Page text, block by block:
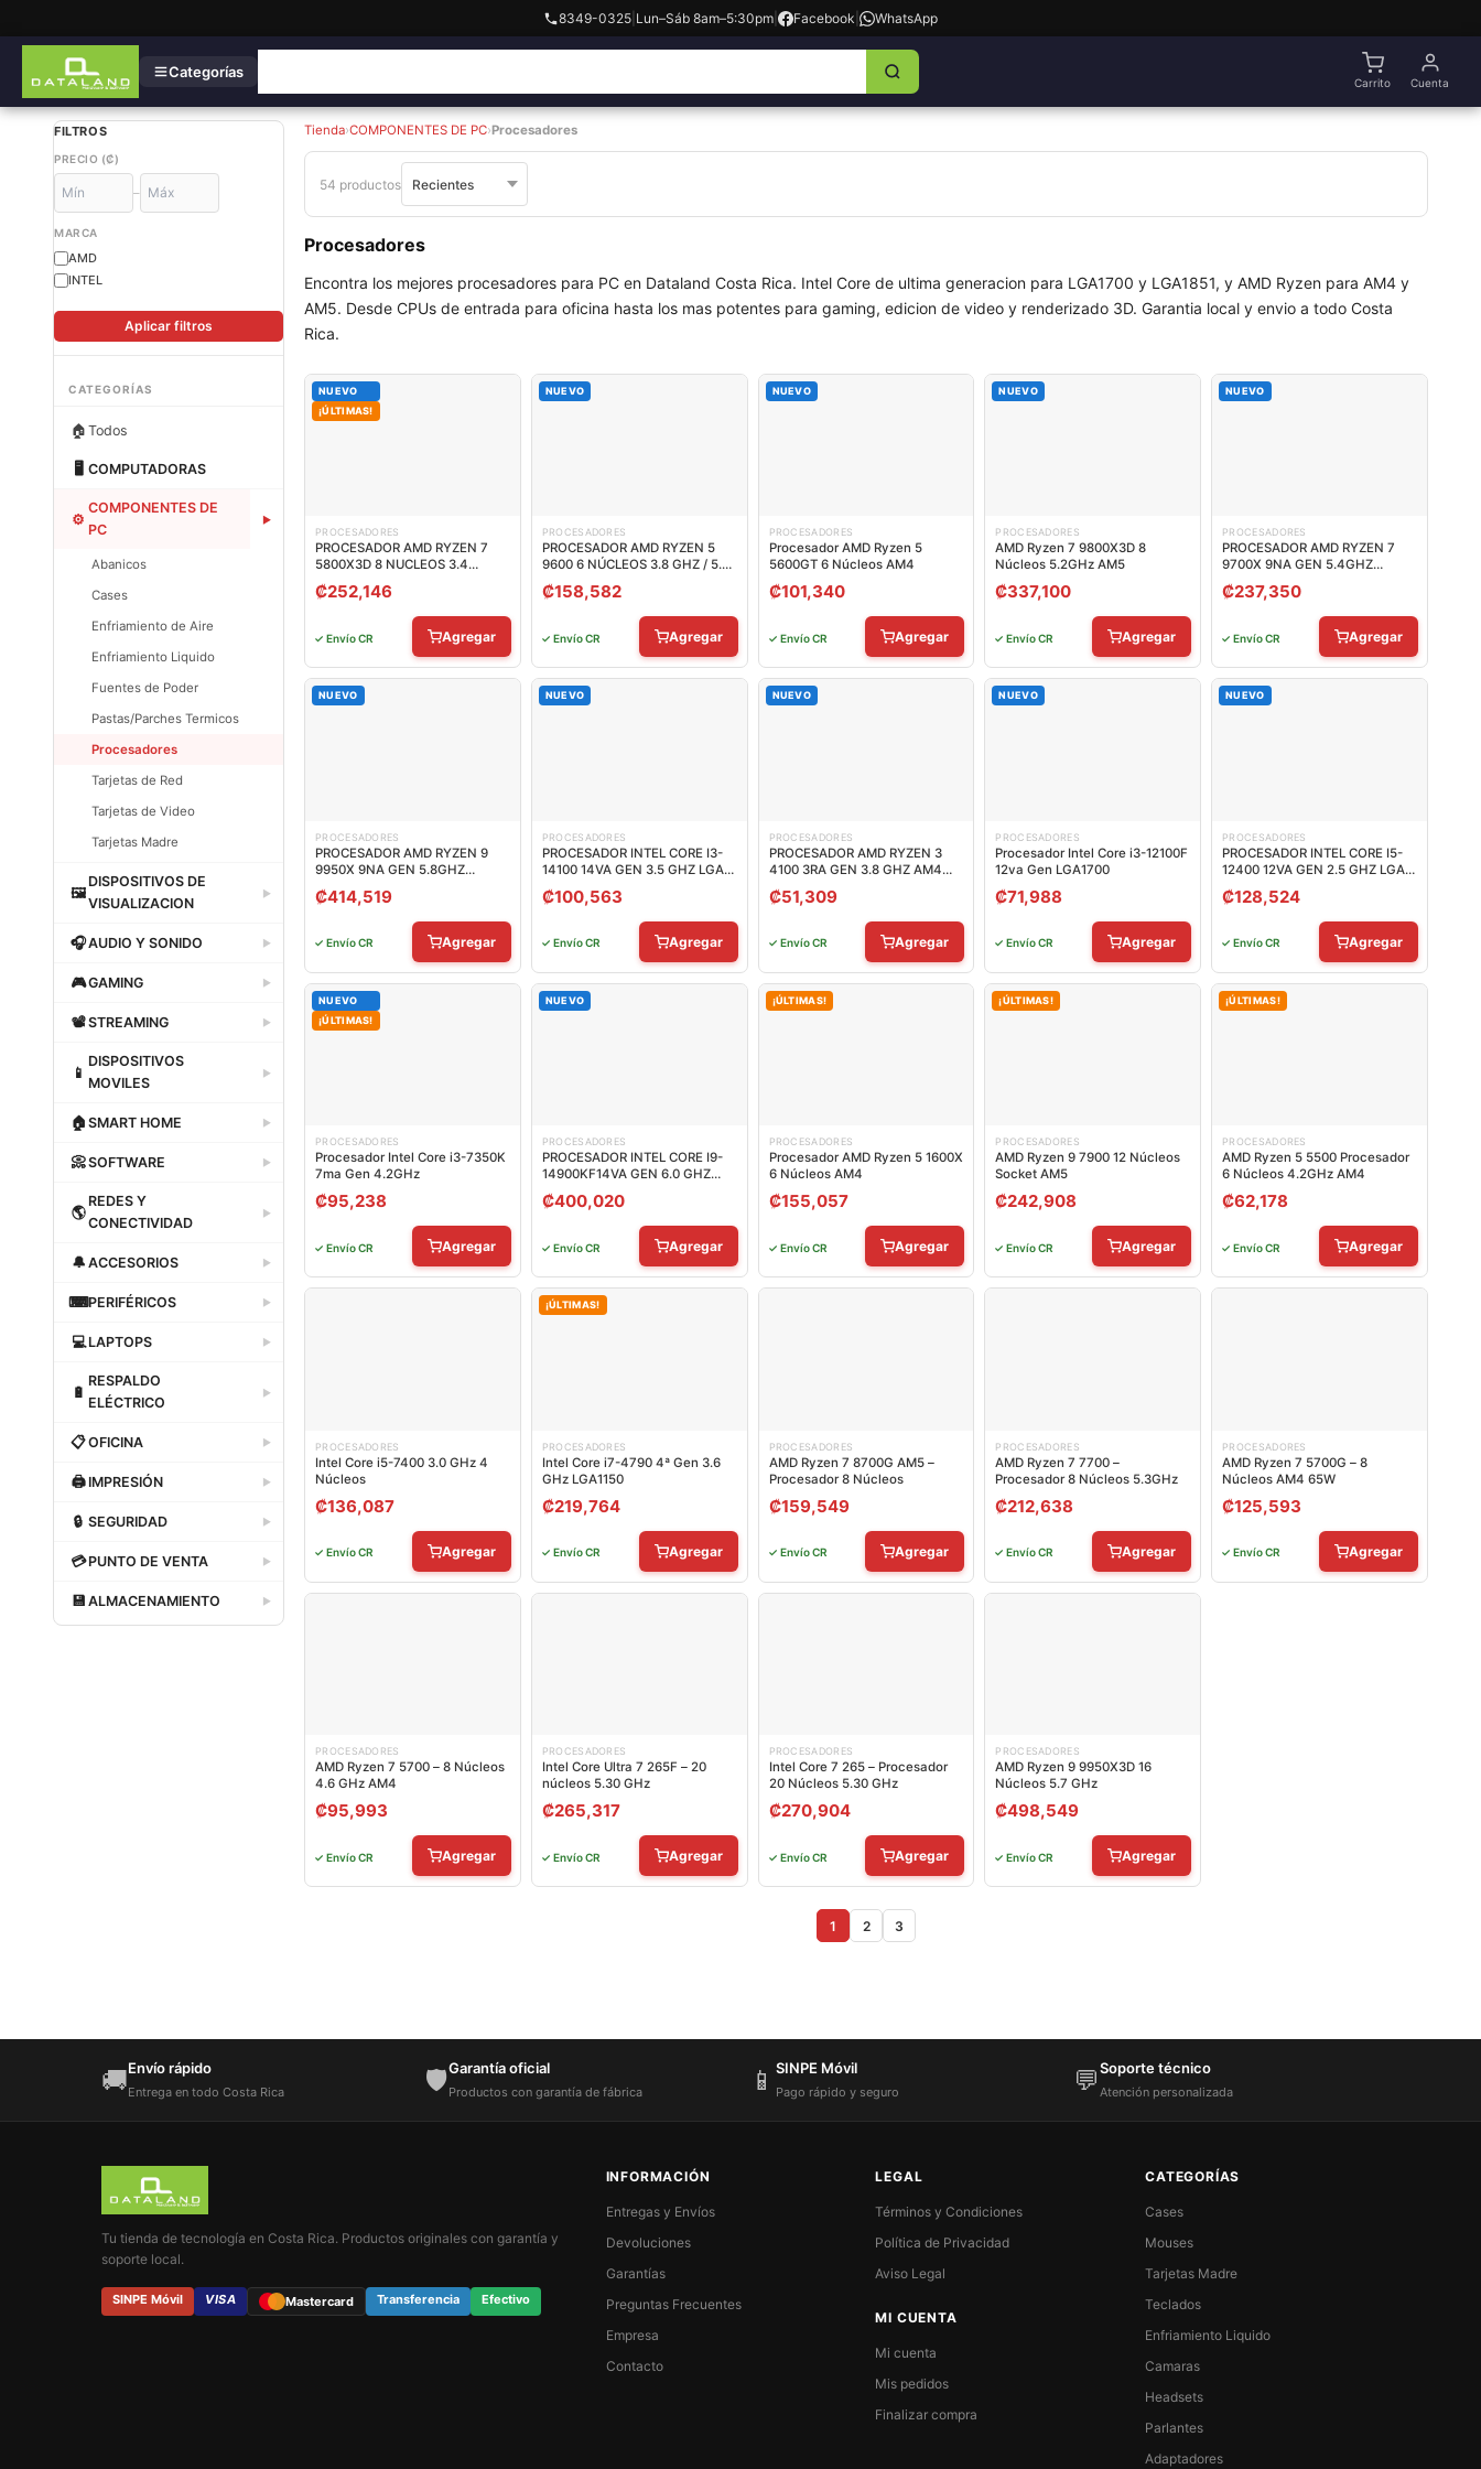
8349-0325 Lun–Sáb 8am–5:30pm Facebook WhatsApp
Categorías
Carrito Cuenta
FILTROS
PRECIO (₡)
–
MARCA
AMD
INTEL
Aplicar filtros
CATEGORÍAS
🏠 Todos
🖥 COMPUTADORAS
Dataland
⚙
COMPONENTES DE
PC
▶
Abanicos
Cases
Enfriamiento de Aire
Enfriamiento Liquido
Fuentes de Poder
Pastas/Parches Termicos
Procesadores
Tarjetas de Red
Tarjetas de Video
Tarjetas Madre
Dataland
🖼
DISPOSITIVOS DE
VISUALIZACION
▶
Dataland
🎧AUDIO Y SONIDO ▶
Dataland
🎮GAMING ▶
Dataland
📽STREAMING ▶
Dataland
📱
DISPOSITIVOS
MOVILES
▶
Dataland
🏠 SMART HOME ▶
Dataland
📀SOFTWARE ▶
Dataland
🌎
REDES Y
CONECTIVIDAD
▶
Dataland
🔔 ACCESORIOS ▶
Dataland
⌨PERIFÉRICOS ▶
Dataland
💻LAPTOPS ▶
Dataland
🔋
RESPALDO
ELÉCTRICO
▶
Dataland
📋OFICINA ▶
Dataland
🖨IMPRESIÓN ▶
Dataland
🔒 SEGURIDAD ▶
Dataland
💳PUNTO DE VENTA ▶
Dataland
💾 ALMACENAMIENTO ▶
Dataland
Tienda›COMPONENTES DE PC›Procesadores
54 productos
Procesadores
Encontra los mejores procesadores para PC en Dataland Costa Rica. Intel Core de ultima generacion para LGA1700 y LGA1851, y AMD Ryzen para AM4 y
AM5. Desde CPUs de entrada para oficina hasta los mas potentes para gaming, edicion de video y renderizado 3D. Garantia local y envio a todo Costa
Rica.
NUEVO
¡ÚLTIMAS!
PROCESADORES
PROCESADOR AMD RYZEN 7
5800X3D 8 NUCLEOS 3.4
GHZ/4.5 GHZ AM4 100-
100000651POF
₡252,146
✓ Envío CR Agregar
NUEVO
PROCESADORES
PROCESADOR AMD RYZEN 5
9600 6 NÚCLEOS 3.8 GHZ / 5.2
GHZ AM5 100-100000718BOX
₡158,582
✓ Envío CR Agregar
NUEVO
PROCESADORES
Procesador AMD Ryzen 5
5600GT 6 Núcleos AM4
₡101,340
✓ Envío CR Agregar
NUEVO
PROCESADORES
AMD Ryzen 7 9800X3D 8
Núcleos 5.2GHz AM5
₡337,100
✓ Envío CR Agregar
NUEVO
PROCESADORES
PROCESADOR AMD RYZEN 7
9700X 9NA GEN 5.4GHZ
SOCKET AM5 100-
100001404WOF
₡237,350
✓ Envío CR Agregar
NUEVO
PROCESADORES
PROCESADOR AMD RYZEN 9
9950X 9NA GEN 5.8GHZ
SOCKET AM5 100-
100001277WOF
₡414,519
✓ Envío CR Agregar
NUEVO
PROCESADORES
PROCESADOR INTEL CORE I3-
14100 14VA GEN 3.5 GHZ LGA
1700 BX8071514100
₡100,563
✓ Envío CR Agregar
NUEVO
PROCESADORES
PROCESADOR AMD RYZEN 3
4100 3RA GEN 3.8 GHZ AM4
100-100000510BOX
₡51,309
✓ Envío CR Agregar
NUEVO
PROCESADORES
Procesador Intel Core i3-12100F
12va Gen LGA1700
₡71,988
✓ Envío CR Agregar
NUEVO
PROCESADORES
PROCESADOR INTEL CORE I5-
12400 12VA GEN 2.5 GHZ LGA
1700 BX8071512400
₡128,524
✓ Envío CR Agregar
NUEVO
¡ÚLTIMAS!
PROCESADORES
Procesador Intel Core i3-7350K
7ma Gen 4.2GHz
₡95,238
✓ Envío CR Agregar
NUEVO
PROCESADORES
PROCESADOR INTEL CORE I9-
14900KF14VA GEN 6.0 GHZ
LGA 1700 BX8071514900KF
₡400,020
✓ Envío CR Agregar
¡ÚLTIMAS!
PROCESADORES
Procesador AMD Ryzen 5 1600X
6 Núcleos AM4
₡155,057
✓ Envío CR Agregar
¡ÚLTIMAS!
PROCESADORES
AMD Ryzen 9 7900 12 Núcleos
Socket AM5
₡242,908
✓ Envío CR Agregar
¡ÚLTIMAS!
PROCESADORES
AMD Ryzen 5 5500 Procesador
6 Núcleos 4.2GHz AM4
₡62,178
✓ Envío CR Agregar
PROCESADORES
Intel Core i5-7400 3.0 GHz 4
Núcleos
₡136,087
✓ Envío CR Agregar
¡ÚLTIMAS!
PROCESADORES
Intel Core i7-4790 4ª Gen 3.6
GHz LGA1150
₡219,764
✓ Envío CR Agregar
PROCESADORES
AMD Ryzen 7 8700G AM5 –
Procesador 8 Núcleos
₡159,549
✓ Envío CR Agregar
PROCESADORES
AMD Ryzen 7 7700 –
Procesador 8 Núcleos 5.3GHz
₡212,638
✓ Envío CR Agregar
PROCESADORES
AMD Ryzen 7 5700G – 8
Núcleos AM4 65W
₡125,593
✓ Envío CR Agregar
PROCESADORES
AMD Ryzen 7 5700 – 8 Núcleos
4.6 GHz AM4
₡95,993
✓ Envío CR Agregar
PROCESADORES
Intel Core Ultra 7 265F – 20
núcleos 5.30 GHz
₡265,317
✓ Envío CR Agregar
PROCESADORES
Intel Core 7 265 – Procesador
20 Núcleos 5.30 GHz
₡270,904
✓ Envío CR Agregar
PROCESADORES
AMD Ryzen 9 9950X3D 16
Núcleos 5.7 GHz
₡498,549
✓ Envío CR Agregar
1 2 3
🚚Envío rápido
Entrega en todo Costa Rica 🛡️Garantía oficial
Productos con garantía de fábrica 📱 SINPE Móvil
Pago rápido y seguro 💬Soporte técnico
Atención personalizada
Tu tienda de tecnología en Costa Rica. Productos originales con garantía y
soporte local.
SINPE Móvil VISA Mastercard Transferencia Efectivo
INFORMACIÓN
Entregas y Envíos
Devoluciones
Garantías
Preguntas Frecuentes
Empresa
Contacto
LEGAL
Términos y Condiciones
Política de Privacidad
Aviso Legal
MI CUENTA
Mi cuenta
Mis pedidos
Finalizar compra
CATEGORÍAS
Cases
Mouses
Tarjetas Madre
Teclados
Enfriamiento Liquido
Camaras
Headsets
Parlantes
Adaptadores